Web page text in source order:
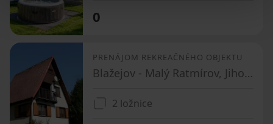
0
PRENÁJOM REKREAČNÉHO OBJEKTU
Blažejov - Malý Ratmírov, Jihočeský kraj
2 ložnice